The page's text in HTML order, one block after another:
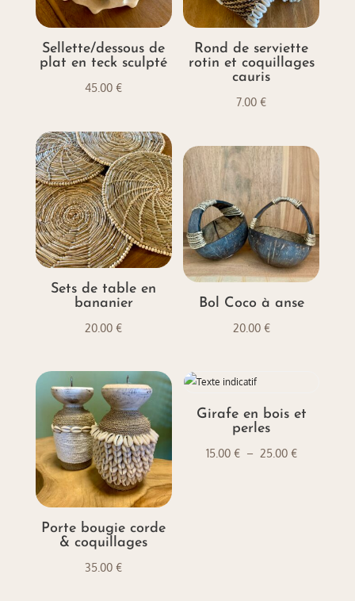
Sellette/dessous de
plat en teck sculpté
45.00€
Rond de serviette
rotin et coquillages
cauris
7.00€
Sets de table en
bananier
20.00€
Bol Coco à anse
20.00 €
Porte bougie corde
& coquillages
35.00€
Girafe en bois et
perles
15.00 € – 25.00 €Plage